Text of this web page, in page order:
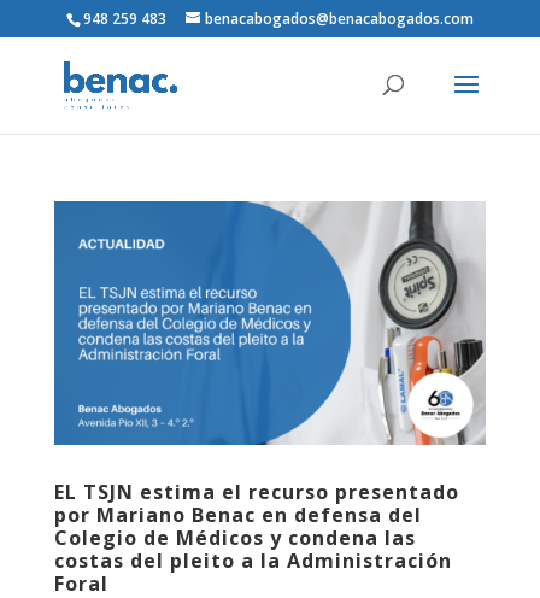
948 259 483 benacabogados@benacabogados.com
EL TSJN estima el recurso presentado
por Mariano Benac en defensa del
Colegio de Médicos y condena las
costas del pleito a la Administración
Foral